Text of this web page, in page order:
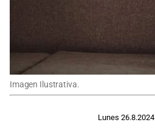
Imagen Ilustrativa.
Lunes 26.8.2024